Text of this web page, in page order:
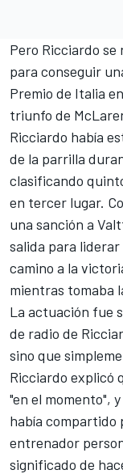
Pero Ricciardo
para conseguir
Premio de Italia
triunfo de
Ricciardo había
de la parrilla
clasificando
en tercer lugar.
una sanción a
salida para
camino a la
mientras tomaba
La actuación fue
de radio de
sino que
Ricciardo explicó
"en el momento",
había compartido
entrenador
significado de